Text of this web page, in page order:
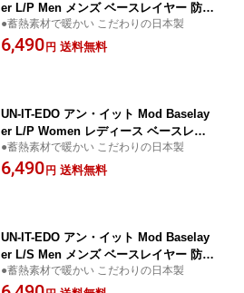
er L/P Men メンズ ベースレイヤー 防寒
インナー パンツ 吸汗速乾 正規品取扱店
メール便発送
●蓄熱素材で暖かい こだわりの日本製
6,490 円 送料無料
UN-IT-EDO アン・イット Mod Baselay
er L/P Women レディース ベースレイ
ヤー 防寒 インナー パンツ 吸汗速乾 正
規品取扱店 メール便発送
●蓄熱素材で暖かい こだわりの日本製
6,490 円 送料無料
UN-IT-EDO アン・イット Mod Baselay
er L/S Men メンズ ベースレイヤー 防寒
インナー シャツ 吸汗速乾 正規品取扱店
メール便発送
●蓄熱素材で暖かい こだわりの日本製